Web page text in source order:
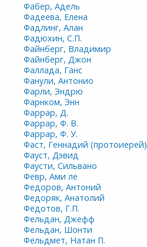
Фабер, Адель
Фадеева, Елена
Фадлинг, Алан
Фадюхин, С.П.
Файнберг, Владимир
Файнберг, Джон
Фаллада, Ганс
Фанули, Антонио
Фарли, Эндрю
Фарнком, Энн
Фаррар, Д.
Фаррар, Ф. В.
Фаррар, Ф. У.
Фаст, Геннадий (протоиерей)
Фауст, Дэвид
Фаусти, Сильвано
Февр, Ами ле
Федоров, Антоний
Федоряк, Анатолий
Федотов, Г.П.
Фельдан, Джефф
Фельдан, Шонти
Фельдмет, Натан П.